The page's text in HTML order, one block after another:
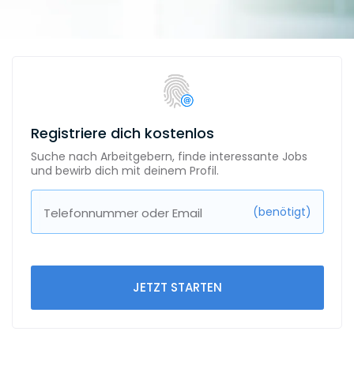
Registriere dich kostenlos
Suche nach Arbeitgebern, finde interessante Jobs
und bewirb dich mit deinem Profil.
Telefonnummer oder Email (benötigt)
JETZT STARTEN